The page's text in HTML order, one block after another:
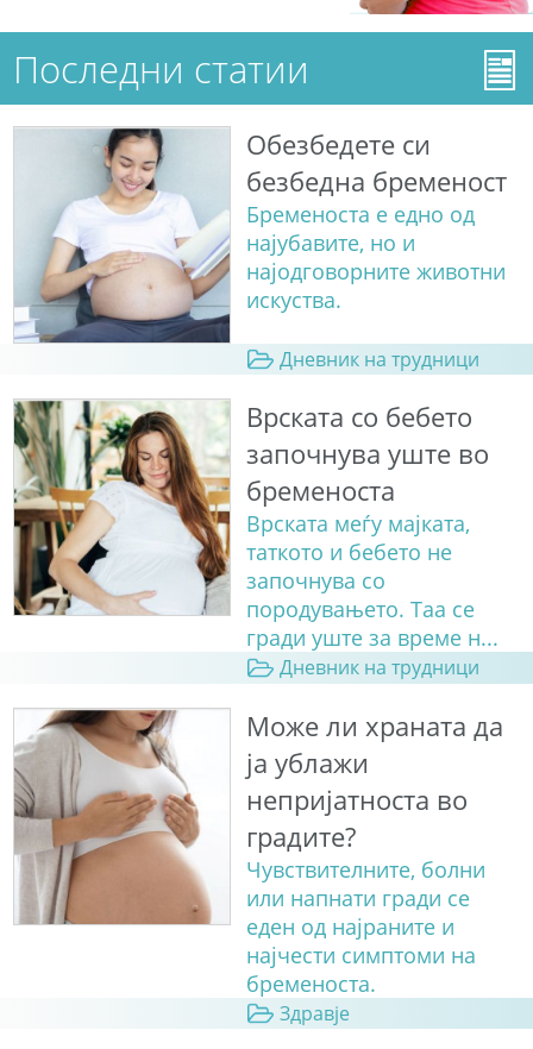
Последни статии
Обезбедете си
безбедна бременост
Бременоста е едно од
најубавите, но и
најодговорните животни
искуства.
Дневник на трудници
Врската со бебето
започнува уште во
бременоста
Врската меѓу мајката,
таткото и бебето не
започнува со
породувањето. Таа се
гради уште за време н...
Дневник на трудници
Може ли храната да
ја ублажи
непријатноста во
градите?
Чувствителните, болни
или напнати гради се
еден од најраните и
најчести симптоми на
бременоста.
Здравје